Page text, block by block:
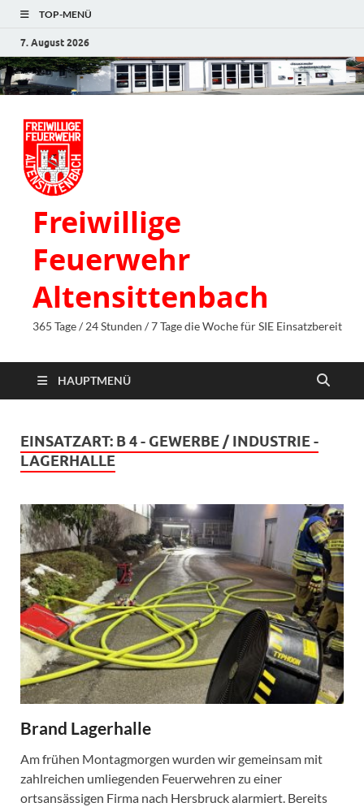
TOP-MENÜ
7. August 2026
Freiwillige
Feuerwehr
Altensittenbach
365 Tage / 24 Stunden / 7 Tage die Woche für SIE Einsatzbereit
HAUPTMENÜ
EINSATZART: B 4 - GEWERBE / INDUSTRIE -
LAGERHALLE
Brand Lagerhalle
Am frühen Montagmorgen wurden wir gemeinsam mit
zahlreichen umliegenden Feuerwehren zu einer
ortsansässigen Firma nach Hersbruck alarmiert. Bereits